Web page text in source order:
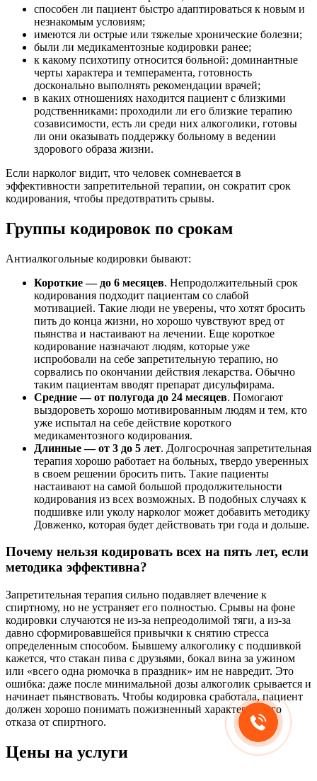
способен ли пациент быстро адаптироваться к новым и
незнакомым условиям;
имеются ли острые или тяжелые хронические болезни;
были ли медикаментозные кодировки ранее;
к какому психотипу относится больной: доминантные
черты характера и темперамента, готовность
досконально выполнять рекомендации врачей;
в каких отношениях находится пациент с близкими
родственниками: проходили ли его близкие терапию
созависимости, есть ли среди них алкоголики, готовы
ли они оказывать поддержку больному в ведении
здорового образа жизни.
Если нарколог видит, что человек сомневается в
эффективности запретительной терапии, он сократит срок
кодирования, чтобы предотвратить срывы.
Группы кодировок по срокам
Антиалкогольные кодировки бывают:
Короткие — до 6 месяцев. Непродолжительный срок
кодирования подходит пациентам со слабой
мотивацией. Такие люди не уверены, что хотят бросить
пить до конца жизни, но хорошо чувствуют вред от
пьянства и настаивают на лечении. Еще короткое
кодирование назначают людям, которые уже
испробовали на себе запретительную терапию, но
сорвались по окончании действия лекарства. Обычно
таким пациентам вводят препарат дисульфирама.
Средние — от полугода до 24 месяцев. Помогают
выздороветь хорошо мотивированным людям и тем, кто
уже испытал на себе действие короткого
медикаментозного кодирования.
Длинные — от 3 до 5 лет. Долгосрочная запретительная
терапия хорошо работает на больных, твердо уверенных
в своем решении бросить пить. Такие пациенты
настаивают на самой большой продолжительности
кодирования из всех возможных. В подобных случаях к
подшивке или уколу нарколог может добавить методику
Довженко, которая будет действовать три года и дольше.
Почему нельзя кодировать всех на пять лет, если
методика эффективна?
Запретительная терапия сильно подавляет влечение к
спиртному, но не устраняет его полностью. Срывы на фоне
кодировки случаются не из-за непреодолимой тяги, а из-за
давно сформировавшейся привычки к снятию стресса
определенным способом. Бывшему алкоголику с подшивкой
кажется, что стакан пива с друзьями, бокал вина за ужином
или «всего одна рюмочка в праздник» им не навредит. Это
ошибка: даже после минимальной дозы алкоголик срывается и
начинает пьянствовать. Чтобы кодировка сработала, пациент
должен хорошо понимать пожизненный характер своего
отказа от спиртного.
Цены на услуги